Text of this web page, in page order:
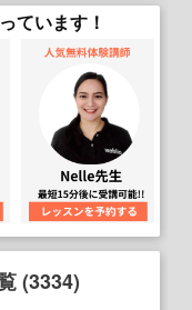
ています！
(3334)